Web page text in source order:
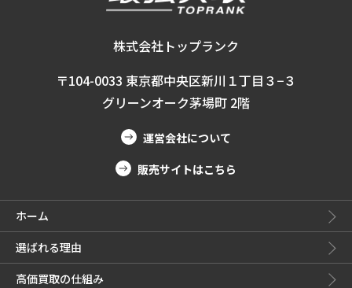
株式会社トップランク
〒104-0033 東京都中央区新川１丁目３−３
グリーンオーク茅場町 2階
運営会社について
販売サイトはこちら
ホーム
選ばれる理由
高価買取の仕組み